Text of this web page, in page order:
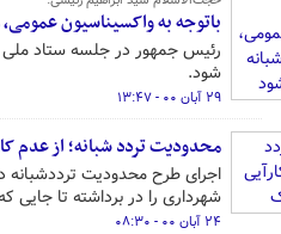
باتوجه به واکسیناسیون
رئیس جمهور در جلسه ستاد ملی
شود.
۲۹ آبان ۰۰ - ۱۳:۴۷
محدودیت تردد شبانه؛ از عدم
اجرای طرح محدودیت ترددشبانه
شهرداری را در برداشته تا جایی
۲۴ آبان ۰۰ - ۰۸:۳۰